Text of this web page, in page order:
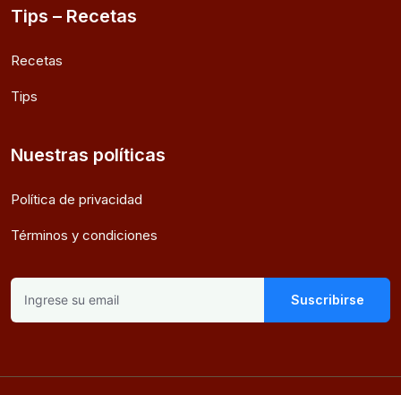
Tips – Recetas
Recetas
Tips
Nuestras políticas
Política de privacidad
Términos y condiciones
Suscribirse